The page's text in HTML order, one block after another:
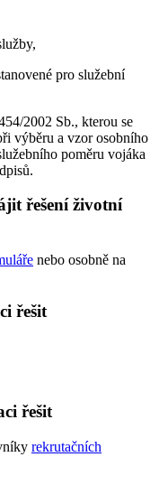
pro služební
2002 Sb., kterou se
výběru a vzor osobního
poměru vojáka
řešení životní
nebo osobně na
řešit
řešit
rekrutačních